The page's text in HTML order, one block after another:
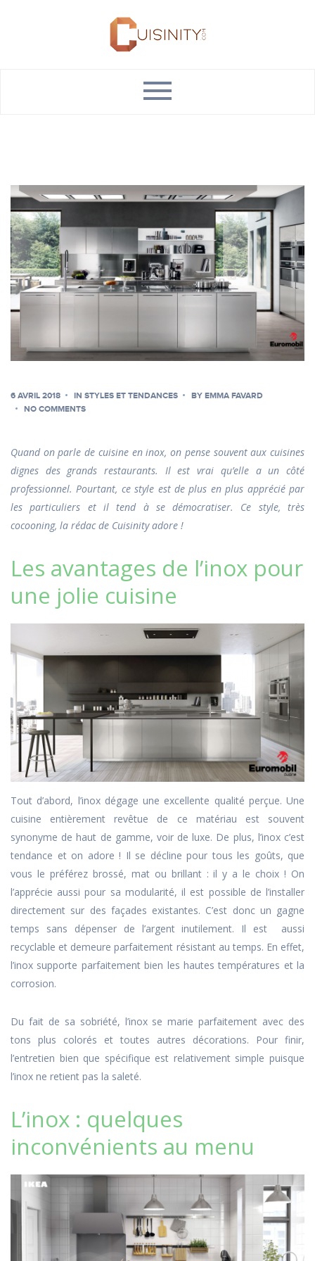
6 AVRIL 2018 IN STYLES ET TENDANCES BY EMMA FAVARD
NO COMMENTS
Quand on parle de cuisine en inox, on pense souvent aux cuisines
dignes des grands restaurants. Il est vrai qu’elle a un côté
professionnel. Pourtant, ce style est de plus en plus apprécié par
les particuliers et il tend à se démocratiser. Ce style, très
cocooning, la rédac de Cuisinity adore !
Les avantages de l’inox pour
une jolie cuisine
Tout d’abord, l’inox dégage une excellente qualité perçue. Une
cuisine entièrement revêtue de ce matériau est souvent
synonyme de haut de gamme, voir de luxe. De plus, l’inox c’est
tendance et on adore ! Il se décline pour tous les goûts, que
vous le préférez brossé, mat ou brillant : il y a le choix ! On
l’apprécie aussi pour sa modularité, il est possible de l’installer
directement sur des façades existantes. C’est donc un gagne
temps sans dépenser de l’argent inutilement. Il est aussi
recyclable et demeure parfaitement résistant au temps. En effet,
l’inox supporte parfaitement bien les hautes températures et la
corrosion.
Du fait de sa sobriété, l’inox se marie parfaitement avec des
tons plus colorés et toutes autres décorations. Pour finir,
l’entretien bien que spécifique est relativement simple puisque
l’inox ne retient pas la saleté.
L’inox : quelques
inconvénients au menu